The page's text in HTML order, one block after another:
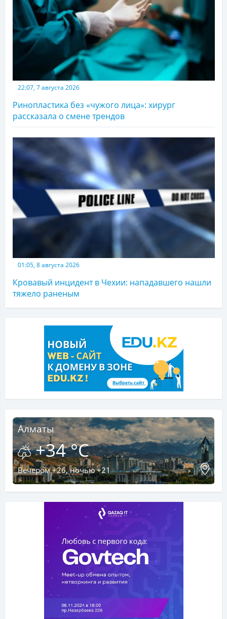
22:07, 7 августа 2026
Ринопластика без «чужого лица»: хирург
рассказала о смене трендов
01:05, 8 августа 2026
Кровавый инцидент в Чехии: нападавшего нашли
тяжело раненым
Алматы
+34 °C
Вечером +26, ночью +21